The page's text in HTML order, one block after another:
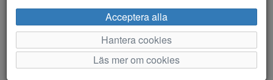
Acceptera alla
Hantera cookies
Läs mer om cookies